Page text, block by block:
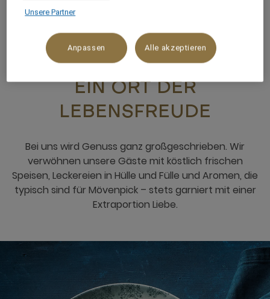
RESTAURANTS & BARS
EIN ORT DER
LEBENSFREUDE
Bei uns wird Genuss ganz großgeschrieben. Wir
verwöhnen unsere Gäste mit köstlich frischen
Speisen, Leckereien in Hülle und Fülle und Aromen, die
typisch sind für Mövenpick – stets garniert mit einer
Extraportion Liebe.
Unsere Partner
Anpassen Alle akzeptieren